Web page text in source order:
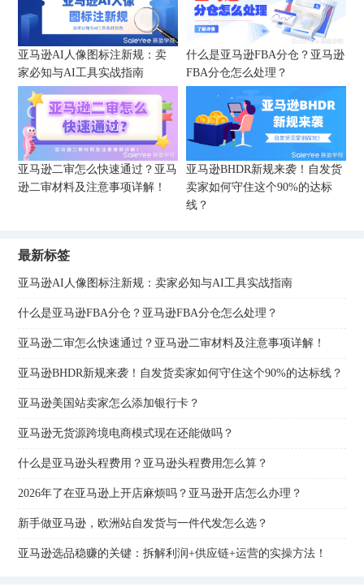
亚马逊AI人像图标注新规：卖
家必知与AI工具实战指南
什么是亚马逊FBA分仓？亚马逊
FBA分仓怎么处理？
亚马逊二审怎么快速通过？亚马
逊二审材料及注意事项详解！
亚马逊BHDR新规来袭！自发货
卖家如何守住这个90%的达标
线？
最新标签
亚马逊AI人像图标注新规：卖家必知与AI工具实战指南
什么是亚马逊FBA分仓？亚马逊FBA分仓怎么处理？
亚马逊二审怎么快速通过？亚马逊二审材料及注意事项详解！
亚马逊BHDR新规来袭！自发货卖家如何守住这个90%的达标线？
亚马逊美国站卖家怎么添加银行卡？
亚马逊无货源跨境电商模式现在还能做吗？
什么是亚马逊头程费用？亚马逊头程费用怎么算？
2026年了在亚马逊上开店麻烦吗？亚马逊开店怎么办理？
新手做亚马逊，欧洲站自发货与一件代发怎么选？
亚马逊选品稳赚的关键：拆解利润+供应链+运营的实操方法！